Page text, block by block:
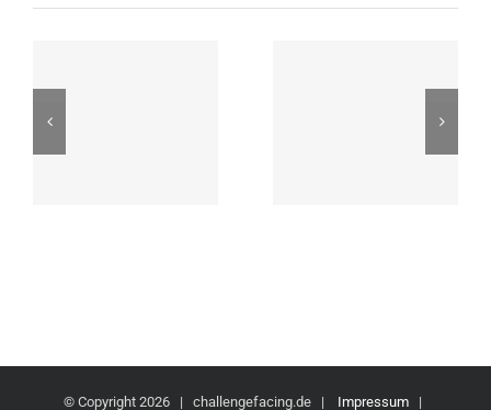
© Copyright 2026 | challengefacing.de | Impressum|